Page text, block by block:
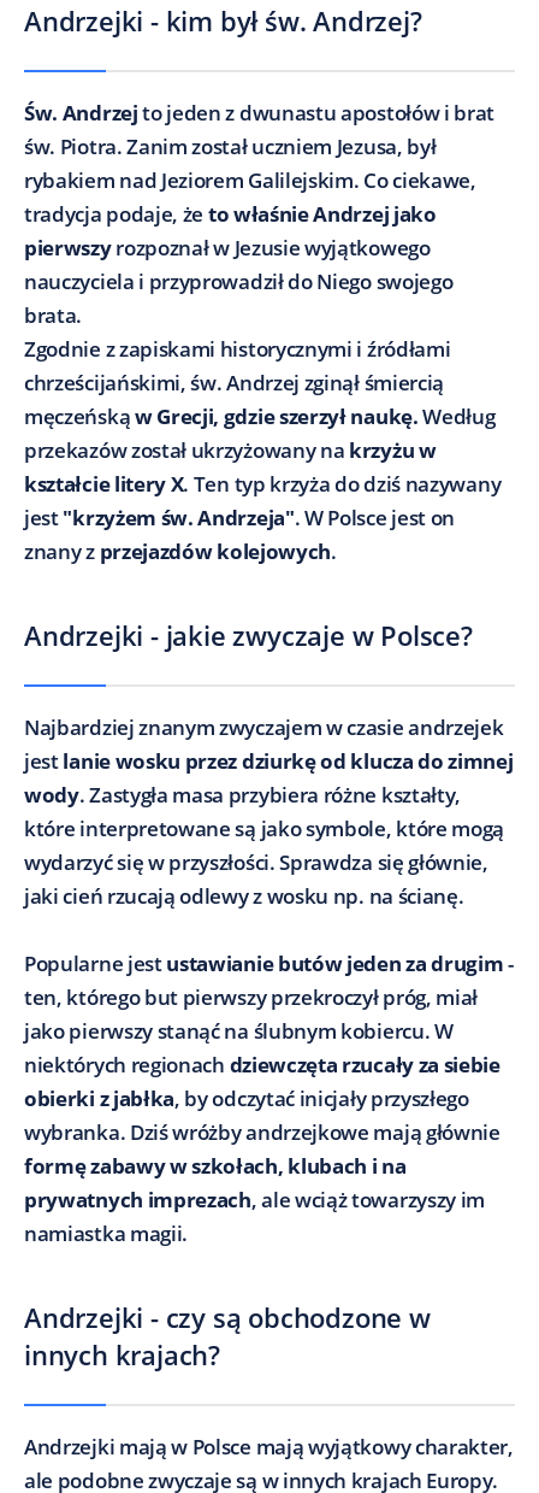
Andrzejki - kim był św. Andrzej?
Św. Andrzejto jeden z dwunastu apostołów i brat
św. Piotra. Zanim został uczniem Jezusa, był
rybakiem nad Jeziorem Galilejskim. Co ciekawe,
tradycja podaje, że to właśnie Andrzej jako
pierwszyrozpoznał w Jezusie wyjątkowego
nauczyciela i przyprowadził do Niego swojego
brata.
Zgodnie z zapiskami historycznymi i źródłami
chrześcijańskimi, św. Andrzej zginął śmiercią
męczeńskąw Grecji, gdzie szerzył naukę.Według
przekazów został ukrzyżowany na krzyżu w
kształcie litery X. Ten typ krzyża do dziś nazywany
jest"krzyżem św. Andrzeja". W Polsce jest on
znany z przejazdów kolejowych.
Andrzejki - jakie zwyczaje w Polsce?
Najbardziej znanym zwyczajem w czasie andrzejek
jestlanie wosku przez dziurkę od klucza do zimnej
wody. Zastygła masa przybiera różne kształty,
które interpretowane są jako symbole, które mogą
wydarzyć się w przyszłości. Sprawdza się głównie,
jaki cień rzucają odlewy z wosku np. na ścianę.
Popularne jestustawianie butów jeden za drugim-
ten, którego but pierwszy przekroczył próg, miał
jako pierwszy stanąć na ślubnym kobiercu. W
niektórych regionach dziewczęta rzucały za siebie
obierki z jabłka, by odczytać inicjały przyszłego
wybranka. Dziś wróżby andrzejkowe mają głównie
formę zabawy w szkołach, klubach i na
prywatnych imprezach, ale wciąż towarzyszy im
namiastka magii.
Andrzejki - czy są obchodzone w
innych krajach?
Andrzejki mają w Polsce mają wyjątkowy charakter,
ale podobne zwyczaje są w innych krajach Europy.